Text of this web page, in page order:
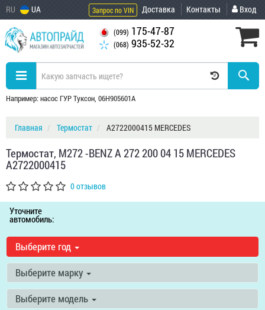
RU UA Запрос по VIN Доставка Контакты Вход
(099) 175-47-87
(068) 935-52-32
Например: насос ГУР Туксон, 06H905601A
Главная Термостат A2722000415 MERCEDES
Термостат, M272 -BENZ A 272 200 04 15 MERCEDES
A2722000415
0 отзывов
Уточните
автомобиль:
Выберите год
Выберите марку
Выберите модель